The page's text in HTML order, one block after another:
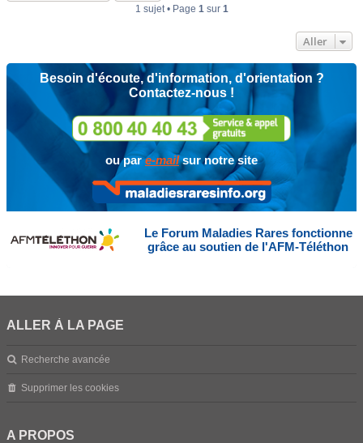
1 sujet • Page 1sur 1
Aller
Besoin d'écoute, d'information, d'orientation ?
Contactez-nous !
ou pare-mailsur notre site
Le Forum Maladies Rares fonctionne
grâce au soutien de l'AFM-Téléthon
ALLER À LA PAGE
Recherche avancée
Supprimer les cookies
A PROPOS